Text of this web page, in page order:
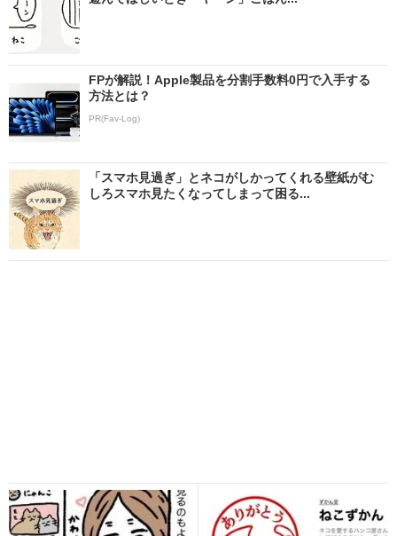
FPが解説！Apple製品を分割手数料0円で入手する
方法とは？
PR(Fav-Log)
「スマホ見過ぎ」とネコがしかってくれる壁紙がむ
しろスマホ見たくなってしまって困る...